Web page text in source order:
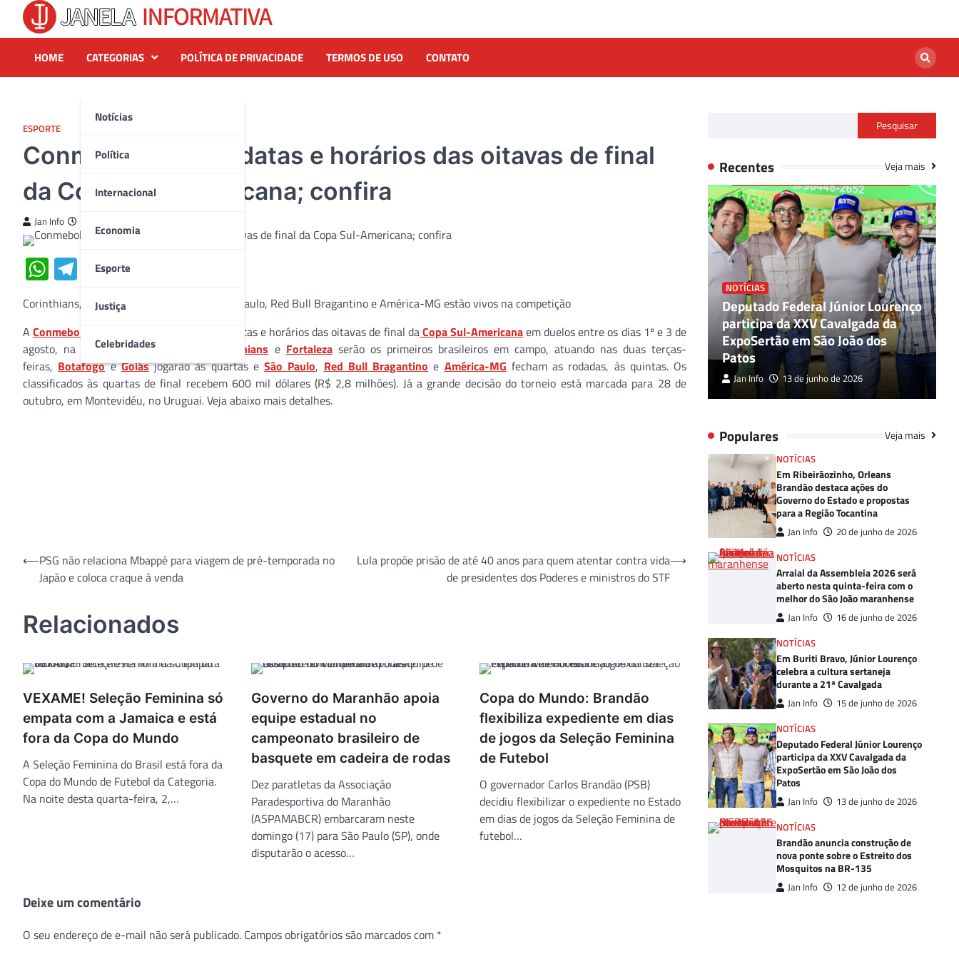
content
HOME CATEGORIAS
Notícias
Política
Internacional
Economia
Esporte
Justiça
Celebridades
POLÍTICA DE PRIVACIDADE TERMOS DE USO CONTATO
ESPORTE
Conmebol divulga datas e horários das oitavas de final
da Copa Sul-Americana; confira
Jan Info
WhatsApp
Telegram
Twitter
Corinthians, Fortaleza, Botafogo, Goiás, São Paulo, Red Bull Bragantino e América-MG estão vivos na competição
AConmebol detalhou nesta sexta-feira as datas e horários das oitavas de final daCopa Sul-Americanaem duelos entre os dias 1º e 3 de
agosto, na ida, e 8 e 10, na volta.
Corinthians e Fortaleza serão os primeiros brasileiros em campo, atuando nas duas terças-
feiras, Botafogo eGoiás jogarão às quartas e São Paulo, Red Bull Bragantino e América-MG fecham as rodadas, às quintas. Os
classificados às quartas de final recebem 600 mil dólares (R$ 2,8 milhões). Já a grande decisão do torneio está marcada para 28 de
outubro, em Montevidéu, no Uruguai. Veja abaixo mais detalhes.
Navegação
⟵PSG não relaciona Mbappé para viagem de pré-temporada no
Japão e coloca craque à venda
Lula propõe prisão de até 40 anos para quem atentar contra vida
de presidentes dos Poderes e ministros do STF
⟶
Relacionados
VEXAME! Seleção Feminina só
empata com a Jamaica e está
fora da Copa do Mundo
A Seleção Feminina do Brasil está fora da
Copa do Mundo de Futebol da Categoria.
Na noite desta quarta-feira, 2,…
Governo do Maranhão apoia
equipe estadual no
campeonato brasileiro de
basquete em cadeira de rodas
Dez paratletas da Associação
Paradesportiva do Maranhão
(ASPAMABCR) embarcaram neste
domingo (17) para São Paulo (SP), onde
disputarão o acesso…
Copa do Mundo: Brandão
flexibiliza expediente em dias
de jogos da Seleção Feminina
de Futebol
O governador Carlos Brandão (PSB)
decidiu flexibilizar o expediente no Estado
em dias de jogos da Seleção Feminina de
futebol…
Deixe um comentário
O seu endereço de e-mail não será publicado. Campos obrigatórios são marcados com *
Pesquisar
Recentes Veja mais
Pseudo-blogueiro da região de
Presidente Dutra estaria
coagindo empresário ligado ao
Governo do Estado
Jan Info 11 de junho de 2026
NOTÍCIAS
Deputado Federal Júnior Lourenço
participa da XXV Cavalgada da
ExpoSertão em São João dos
Patos
Jan Info 13 de junho de 2026
Populares Veja mais
NOTÍCIAS
Em Ribeirãozinho, Orleans
Brandão destaca ações do
Governo do Estado e propostas
para a Região Tocantina
Jan Info
20 de junho de 2026
NOTÍCIAS
Arraial da Assembleia 2026 será
aberto nesta quinta-feira com o
melhor do São João maranhense
Jan Info
16 de junho de 2026
NOTÍCIAS
Em Buriti Bravo, Júnior Lourenço
celebra a cultura sertaneja
durante a 21ª Cavalgada
Jan Info
15 de junho de 2026
NOTÍCIAS
Deputado Federal Júnior Lourenço
participa da XXV Cavalgada da
ExpoSertão em São João dos
Patos
Jan Info
13 de junho de 2026
NOTÍCIAS
Brandão anuncia construção de
nova ponte sobre o Estreito dos
Mosquitos na BR-135
Jan Info 12 de junho de 2026